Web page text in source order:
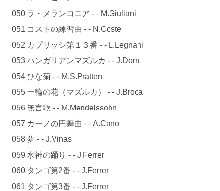
050 ラ・メランコニア - - M.Giuliani
051 コストの練習曲 - - N.Coste
052 カプリッシ第１３番 - - L.Legnani
053 ハンガリアンマズルカ - - J.Dorn
054 ひな菊 - - M.S.Pratten
055 一輪の花（マズルカ） - - J.Broca
056 無言歌 - - M.Mendelssohn
057 カーノの円舞曲 - - A.Cano
058 夢 - - J.Vinas
059 水神の踊り - - J.Ferrer
060 タンゴ第2番 - - J.Ferrer
061 タンゴ第3番 - - J.Ferrer